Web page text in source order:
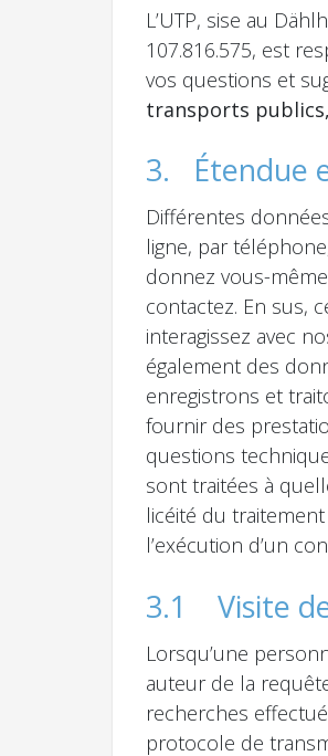
L’UTP, sise au
107.816.575, est
vos questions et
transports
3. Étendue
Différentes
ligne, par
donnez vous-
contactez. En sus,
interagissez avec
également des
enregistrons et
fournir des
questions
sont traitées à
licéité du
l’exécution d’un
3.1 Visite
Lorsqu’une
auteur de la
recherches
protocole de